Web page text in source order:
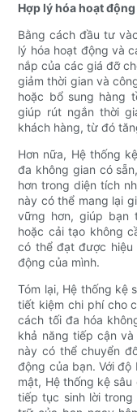
Hợp lý hóa hoạt
Bằng cách đầu tư
lý hóa hoạt động và
nắp của các giá đỡ
giảm thời gian và
hoặc bổ sung hàng
giúp rút ngắn thời
khách hàng, từ đó
Hơn nữa, Hệ thống
đa không gian có
hơn trong diện tích
này có thể mang lại
vững hơn, giúp bạn
hoặc cải tạo không
có thể đạt được hiệu
động của mình.
Tóm lại, Hệ thống kệ
tiết kiệm chi phí cho
cách tối đa hóa
khả năng tiếp cận
này có thể chuyển
động của bạn. Với độ
mật, Hệ thống kệ
tiếp tục sinh lời trong